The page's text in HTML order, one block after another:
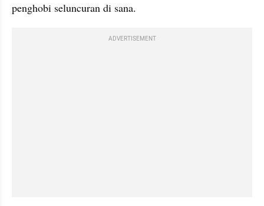
penghobi seluncuran di sana.
ADVERTISEMENT